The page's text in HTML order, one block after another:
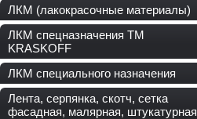
ЛКМ (лакокрасочные материалы)
ЛКМ спецназначения ТМ
KRASKOFF
ЛКМ специального назначения
Лента, серпянка, скотч, сетка
фасадная, малярная, штукатурная